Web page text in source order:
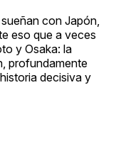
con Japón,
eso que a veces
y Osaka: la
profundamente
decisiva y